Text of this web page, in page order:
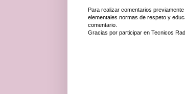
Para realizar comentarios
elementales normas de respeto y
comentario.
Gracias por participar en Tecnicos